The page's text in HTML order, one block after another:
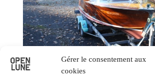
Gérer le consentement aux
cookies